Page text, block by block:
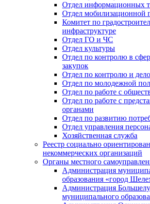
Отдел информационных
Отдел мобилизационной
Комитет по
инфраструктуре
Отдел ГО и ЧС
Отдел культуры
Отдел по контролю в
закупок
Отдел по контролю и
Отдел по молодежной
Отдел по работе с
Отдел по работе с
органами
Отдел по развитию
Отдел управления
Хозяйственная служба
Реестр социально
некоммерческих организаций
Органы местного
Администрация
образования «город
Администрация
муниципального